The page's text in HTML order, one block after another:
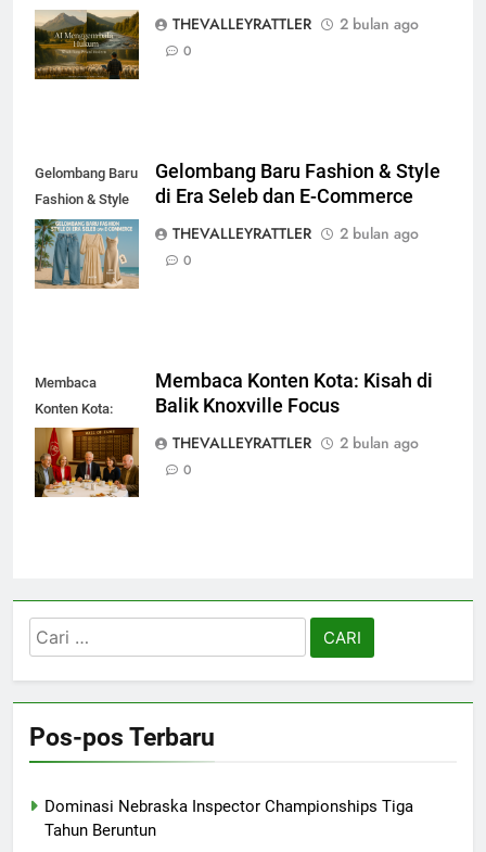
Baru Petani
Modern
THEVALLEYRATTLER
2 bulan ago
0
Gelombang Baru
Fashion & Style
di Era Seleb dan
E-Commerce
Gelombang Baru Fashion & Style
di Era Seleb dan E-Commerce
THEVALLEYRATTLER
2 bulan ago
0
Membaca
Konten Kota:
Kisah di Balik
Knoxville Focus
Membaca Konten Kota: Kisah di
Balik Knoxville Focus
THEVALLEYRATTLER
2 bulan ago
0
Cari
untuk:
Pos-pos Terbaru
Dominasi Nebraska Inspector Championships Tiga
Tahun Beruntun